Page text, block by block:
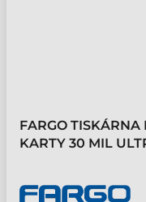
FARGO TISKÁRNA
KARTY 30 MIL